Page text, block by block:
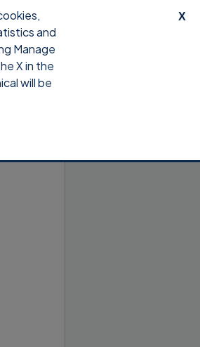
X
and
Manage
X in the
will be
Accedi